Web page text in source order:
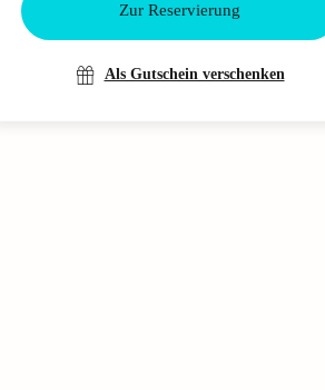
Zur Reservierung
Als Gutschein verschenken